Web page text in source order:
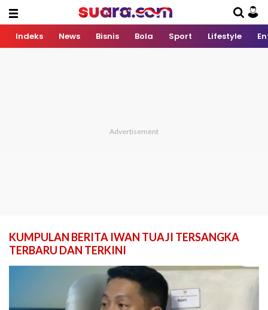
Indeks News Bisnis Bola Sport Lifestyle
KUMPULAN BERITA IWAN TUAJI TERSANGKA
TERBARU DAN TERKINI